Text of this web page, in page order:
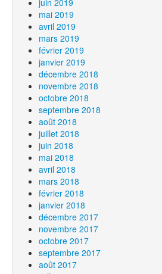
juin 2019
mai 2019
avril 2019
mars 2019
février 2019
janvier 2019
décembre 2018
novembre 2018
octobre 2018
septembre 2018
août 2018
juillet 2018
juin 2018
mai 2018
avril 2018
mars 2018
février 2018
janvier 2018
décembre 2017
novembre 2017
octobre 2017
septembre 2017
août 2017